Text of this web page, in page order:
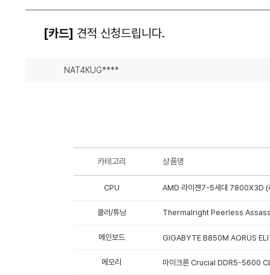
[카드] 견적 신청드립니다.
NAT4KUG****
카테고리 상품명
CPU AMD 라이젠7-5세대 7800X3D (
쿨러/튜닝 Thermalright Peerless
메인보드 GIGABYTE B850M AORUS
메모리 마이크론 Crucial DDR5-5600